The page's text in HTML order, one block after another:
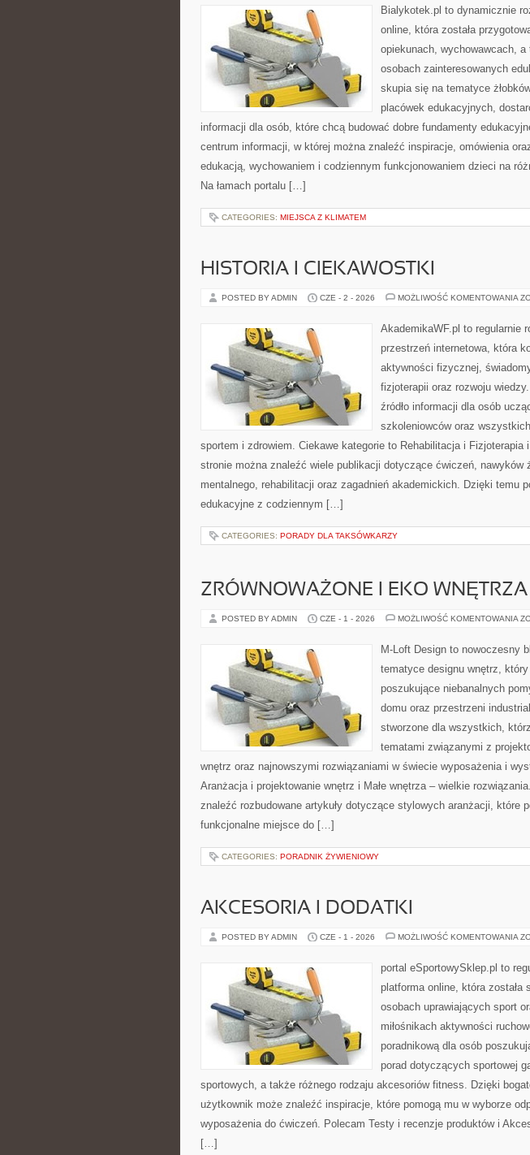
Bialykotek.pl to dynamicznie
online, która została
opiekunach, wychowawcach,
osobach zainteresowanych
skupia się na tematyce
placówek edukacyjnych,
informacji dla osób, które chcą budować dobre fundamenty
centrum informacji, w której można znaleźć inspiracje, omówienia
edukacją, wychowaniem i codziennym funkcjonowaniem dzieci na
Na łamach portalu […]
CATEGORIES: MIEJSCA Z KLIMATEM
HISTORIA I CIEKAWOSTKI
POSTED BY ADMIN CZE - 2 - 2026 MOŻLIWOŚĆ KOMENTOWANIA
AkademikaWF.pl to regularnie
przestrzeń internetowa, która
aktywności fizycznej,
fizjoterapii oraz rozwoju
źródło informacji dla osób
szkoleniowców oraz
sportem i zdrowiem. Ciekawe kategorie to Rehabilitacja i Fizjoterapia
stronie można znaleźć wiele publikacji dotyczące ćwiczeń, nawyków
mentalnego, rehabilitacji oraz zagadnień akademickich. Dzięki temu
edukacyjne z codziennym […]
CATEGORIES: PORADY DLA TAKSÓWKARZY
ZRÓWNOWAŻONE I EKO WNĘTRZA
POSTED BY ADMIN CZE - 1 - 2026 MOŻLIWOŚĆ KOMENTOWANIA
M-Loft Design to nowoczesny
tematyce designu wnętrz,
poszukujące niebanalnych
domu oraz przestrzeni
stworzone dla wszystkich,
tematami związanymi z
wnętrz oraz najnowszymi rozwiązaniami w świecie wyposażenia i
Aranżacja i projektowanie wnętrz i Małe wnętrza – wielkie
znaleźć rozbudowane artykuły dotyczące stylowych aranżacji, które
funkcjonalne miejsce do […]
CATEGORIES: PORADNIK ŻYWIENIOWY
AKCESORIA I DODATKI
POSTED BY ADMIN CZE - 1 - 2026 MOŻLIWOŚĆ KOMENTOWANIA
portal eSportowySklep.pl to
platforma online, która została
osobach uprawiających sport
miłośnikach aktywności
poradnikową dla osób
porad dotyczących sportowej
sportowych, a także różnego rodzaju akcesoriów fitness. Dzięki
użytkownik może znaleźć inspiracje, które pomogą mu w wyborze
wyposażenia do ćwiczeń. Polecam Testy i recenzje produktów i
[…]